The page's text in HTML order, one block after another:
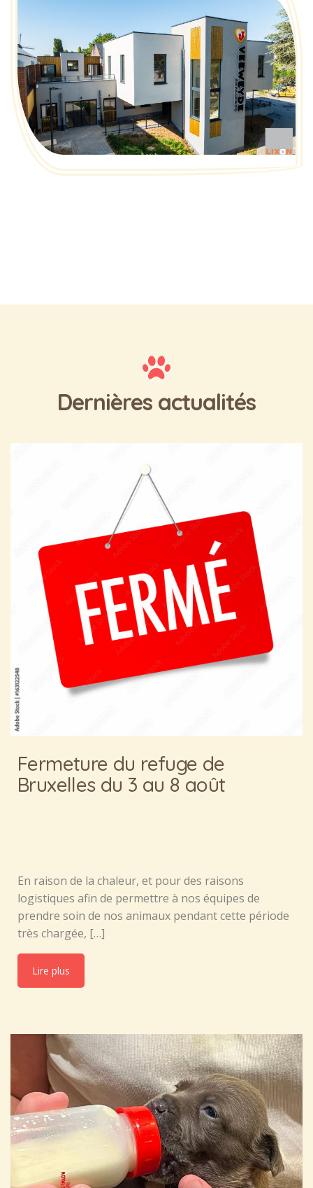
Dernières actualités
Fermeture du refuge de
Bruxelles du 3 au 8 août
En raison de la chaleur, et pour des raisons
logistiques afin de permettre à nos équipes de
prendre soin de nos animaux pendant cette période
très chargée, […]
Lire plus